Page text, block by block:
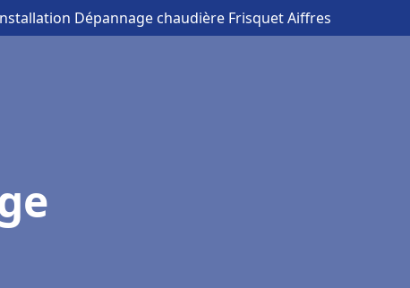
Dépannage chaudière Frisquet Aiffres